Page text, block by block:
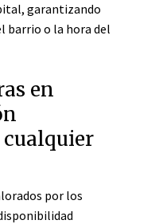
garantizando
barrio o la hora del
en
por los